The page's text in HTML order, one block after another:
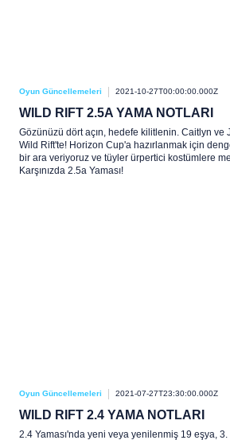
Oyun Güncellemeleri 2021-10-27T00:00:00.000Z
WILD RIFT 2.5A YAMA NOTLARI
Gözünüzü dört açın, hedefe kilitlenin. Caitlyn ve
Wild Rift'te! Horizon Cup'a hazırlanmak için
bir ara veriyoruz ve tüyler ürpertici kostümlere
Karşınızda 2.5a Yaması!
Oyun Güncellemeleri 2021-07-27T23:30:00.000Z
WILD RIFT 2.4 YAMA NOTLARI
2.4 Yaması'nda yeni veya yenilenmiş 19 eşya,